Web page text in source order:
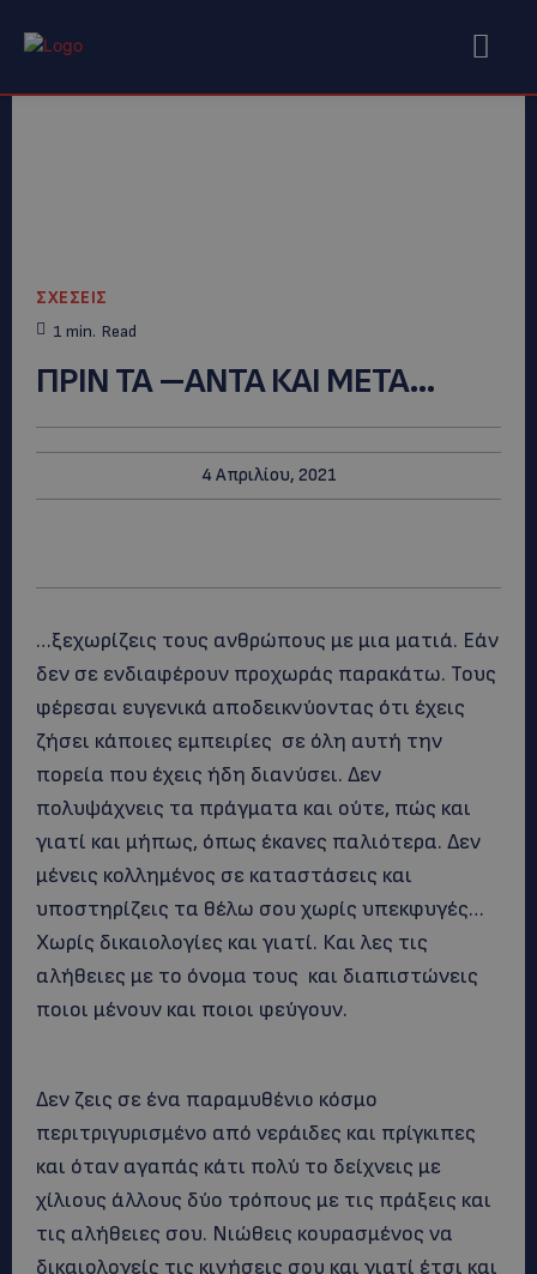
ΣΧΕΣΕΙΣ
1 min. Read
ΠΡΙΝ ΤΑ –ΑΝΤΑ ΚΑΙ ΜΕΤΑ…
4 Απριλίου, 2021
…ξεχωρίζεις τους ανθρώπους με μια ματιά. Εάν
δεν σε ενδιαφέρουν προχωράς παρακάτω. Τους
φέρεσαι ευγενικά αποδεικνύοντας ότι έχεις
ζήσει κάποιες εμπειρίες σε όλη αυτή την
πορεία που έχεις ήδη διανύσει. Δεν
πολυψάχνεις τα πράγματα και ούτε, πώς και
γιατί και μήπως, όπως έκανες παλιότερα. Δεν
μένεις κολλημένος σε καταστάσεις και
υποστηρίζεις τα θέλω σου χωρίς υπεκφυγές…
Χωρίς δικαιολογίες και γιατί. Και λες τις
αλήθειες με το όνομα τους και διαπιστώνεις
ποιοι μένουν και ποιοι φεύγουν.
Δεν ζεις σε ένα παραμυθένιο κόσμο
περιτριγυρισμένο από νεράιδες και πρίγκιπες
και όταν αγαπάς κάτι πολύ το δείχνεις με
χίλιους άλλους δύο τρόπους με τις πράξεις και
τις αλήθειες σου. Νιώθεις κουρασμένος να
δικαιολογείς τις κινήσεις σου και γιατί έτσι και